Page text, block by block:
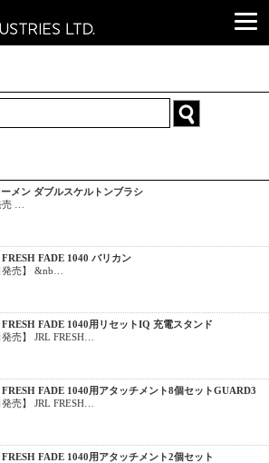
メン ダブルスケルトンブラシ
…
FADE 1040 バリカン
発売】 &nb…
FADE 1040用リセットIQ 充電スタンド
売】 JRL FRESH…
FADE 1040用アタッチメント8個セットGUARD3
売】 JRL FRESH…
FADE 1040用アタッチメント2個セット